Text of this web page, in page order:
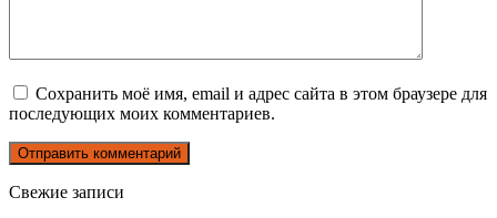
Сохранить моё имя, email и адрес сайта в этом браузере для
последующих моих комментариев.
Свежие записи